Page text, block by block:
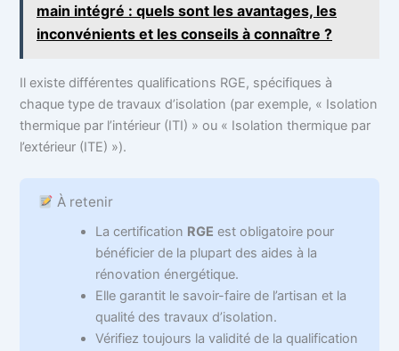
main intégré : quels sont les avantages, les
inconvénients et les conseils à connaître ?
Il existe différentes qualifications RGE, spécifiques à
chaque type de travaux d’isolation (par exemple, « Isolation
thermique par l’intérieur (ITI) » ou « Isolation thermique par
l’extérieur (ITE) »).
À retenir
La certification RGE est obligatoire pour
bénéficier de la plupart des aides à la
rénovation énergétique.
Elle garantit le savoir-faire de l’artisan et la
qualité des travaux d’isolation.
Vérifiez toujours la validité de la qualification